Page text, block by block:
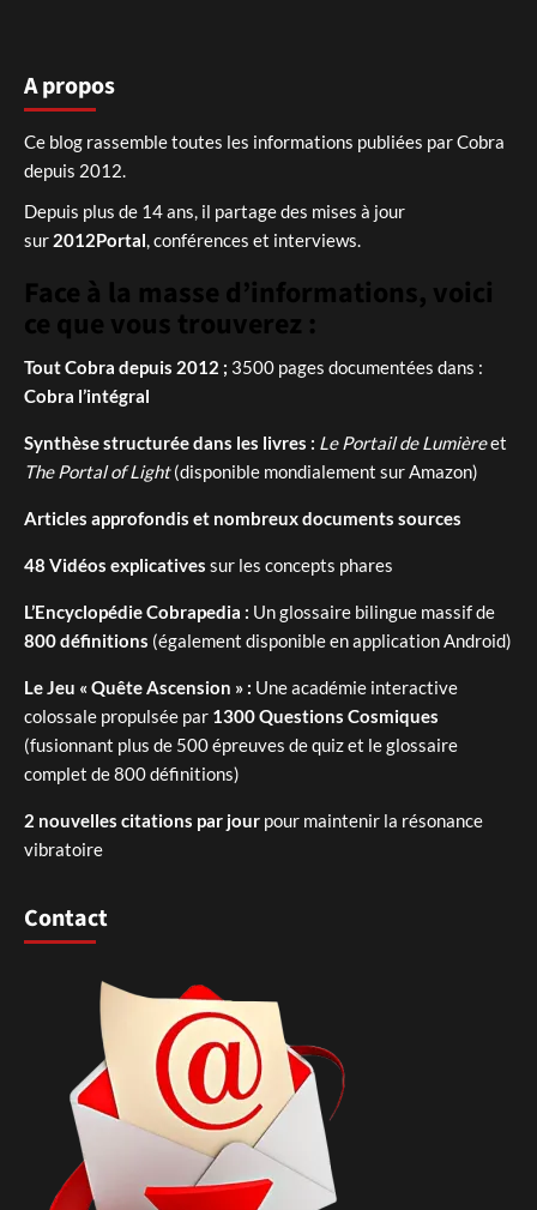
A propos
Ce blog rassemble toutes les informations publiées par Cobra
depuis 2012.
Depuis plus de 14 ans, il partage des mises à jour
sur 2012Portal, conférences et interviews.
Face à la masse d’informations, voici
ce que vous trouverez :
Tout Cobra depuis 2012 ; 3500 pages documentées dans :
Cobra l’intégral
Synthèse structurée dans les livres : Le Portail de Lumièreet
The Portal of Light(disponible mondialement sur Amazon)
Articles approfondis et nombreux documents sources
48 Vidéos explicatives sur les concepts phares
L’Encyclopédie Cobrapedia : Un glossaire bilingue massif de
800 définitions (également disponible en application Android)
Le Jeu « Quête Ascension » : Une académie interactive
colossale propulsée par 1300 Questions Cosmiques
(fusionnant plus de 500 épreuves de quiz et le glossaire
complet de 800 définitions)
2 nouvelles citations par jour pour maintenir la résonance
vibratoire
Contact